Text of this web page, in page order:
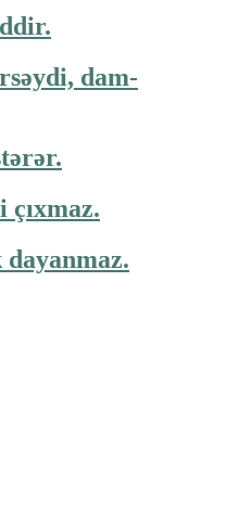
dam-
çıxmaz.
dayanmaz.